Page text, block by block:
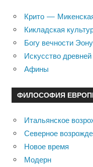
Крито —
Кикладская
Богу вечности
Искусство
Афины
ФИЛОСОФИЯ
Итальянское
Северное
Новое время
Модерн